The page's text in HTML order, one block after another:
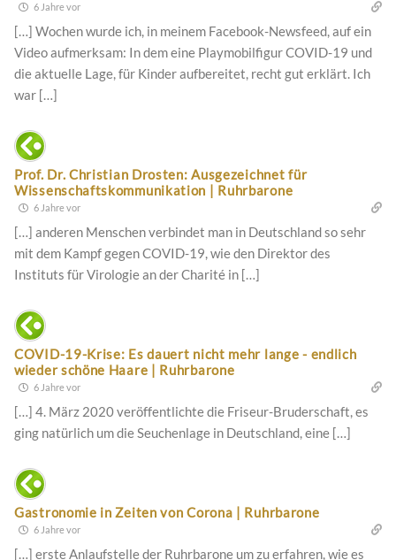
6 Jahre vor
[…] Wochen wurde ich, in meinem Facebook-Newsfeed, auf ein
Video aufmerksam: In dem eine Playmobilfigur COVID-19 und
die aktuelle Lage, für Kinder aufbereitet, recht gut erklärt. Ich
war […]
Prof. Dr. Christian Drosten: Ausgezeichnet für
Wissenschaftskommunikation | Ruhrbarone
6 Jahre vor
[…] anderen Menschen verbindet man in Deutschland so sehr
mit dem Kampf gegen COVID-19, wie den Direktor des
Instituts für Virologie an der Charité in […]
COVID-19-Krise: Es dauert nicht mehr lange - endlich
wieder schöne Haare | Ruhrbarone
6 Jahre vor
[…] 4. März 2020 veröffentlichte die Friseur-Bruderschaft, es
ging natürlich um die Seuchenlage in Deutschland, eine […]
Gastronomie in Zeiten von Corona | Ruhrbarone
6 Jahre vor
[…] erste Anlaufstelle der Ruhrbarone um zu erfahren, wie es